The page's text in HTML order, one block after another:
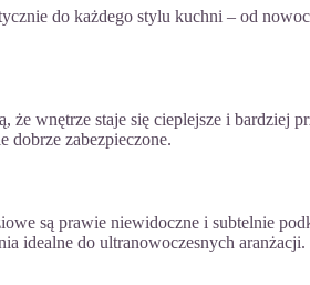
do każdego stylu kuchni – od
wnętrze staje się cieplejsze i
dobrze zabezpieczone.
są prawie niewidoczne i subtelnie
idealne do ultranowoczesnych aranżacji.